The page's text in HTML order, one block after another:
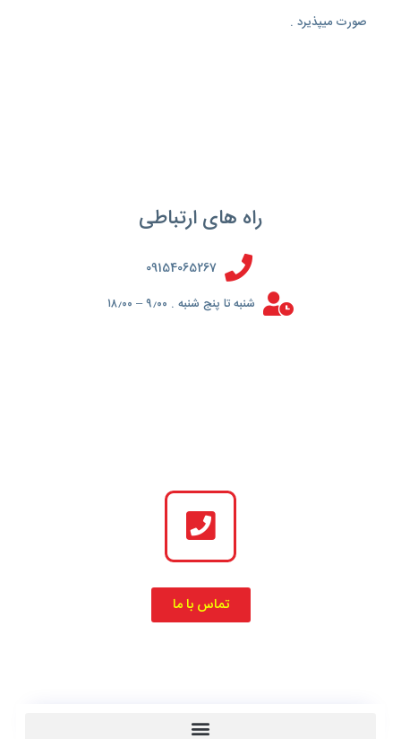
صورت میپذیرد .
راه های ارتباطی
09154065267
شنبه تا پنج شنبه . ۹٫۰۰ – ۱۸٫۰۰
تماس با ما